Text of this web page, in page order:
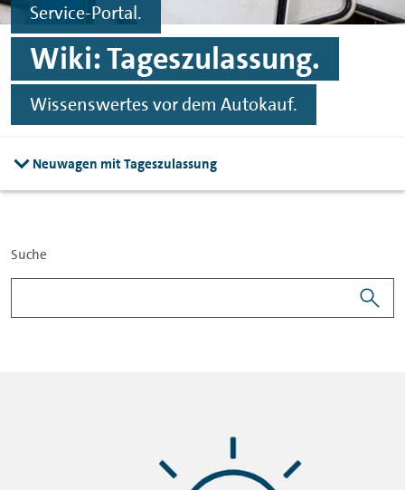
Service-Portal.
Wiki: Tageszulassung.
Wissenswertes vor dem Autokauf.
Neuwagen mit Tageszulassung
Suche